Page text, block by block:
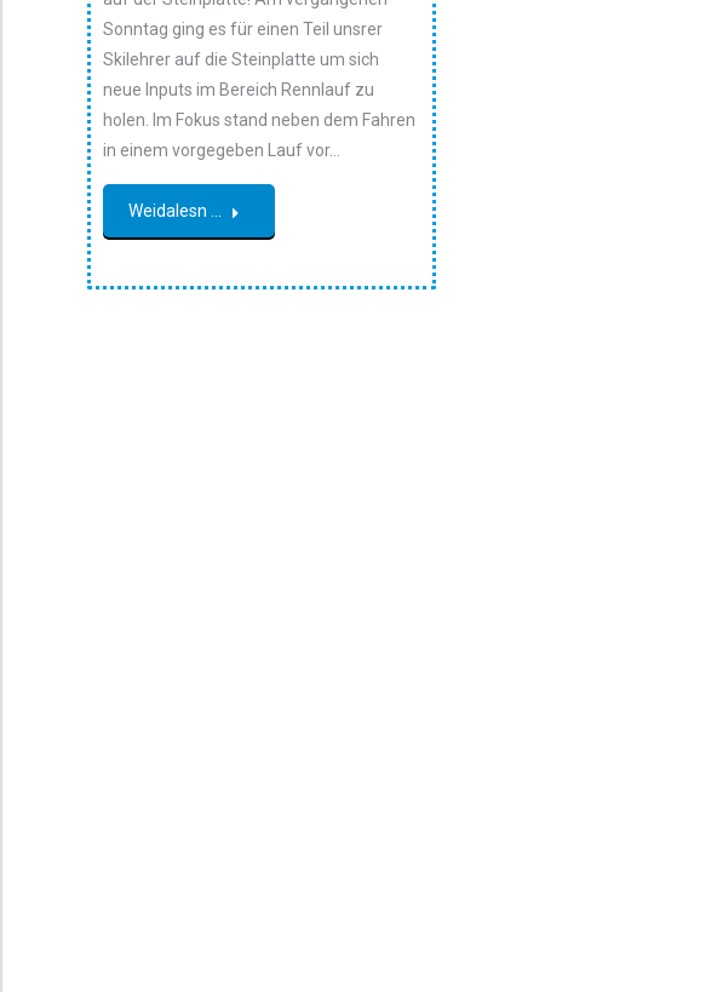
Sonntag ging es für einen Teil unsrer
Skilehrer auf die Steinplatte um sich
neue Inputs im Bereich Rennlauf zu
holen. Im Fokus stand neben dem Fahren
in einem vorgegeben Lauf vor…
Weidalesn ...